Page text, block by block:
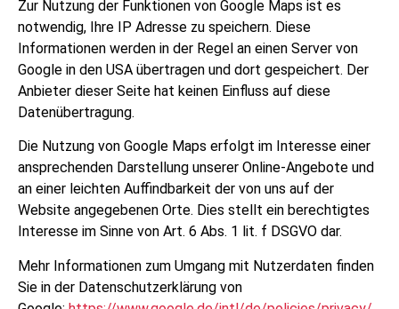
Zur Nutzung der Funktionen von Google Maps ist es
notwendig, Ihre IP Adresse zu speichern. Diese
Informationen werden in der Regel an einen Server von
Google in den USA übertragen und dort gespeichert. Der
Anbieter dieser Seite hat keinen Einfluss auf diese
Datenübertragung.
Die Nutzung von Google Maps erfolgt im Interesse einer
ansprechenden Darstellung unserer Online-Angebote und
an einer leichten Auffindbarkeit der von uns auf der
Website angegebenen Orte. Dies stellt ein berechtigtes
Interesse im Sinne von Art. 6 Abs. 1 lit. f DSGVO dar.
Mehr Informationen zum Umgang mit Nutzerdaten finden
Sie in der Datenschutzerklärung von